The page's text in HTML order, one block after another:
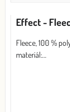
Effect -
Fleece, 100 %
materiál:...